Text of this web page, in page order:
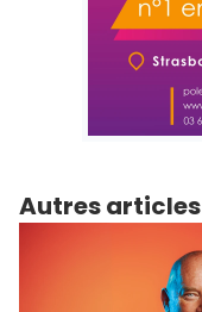
Autres articles